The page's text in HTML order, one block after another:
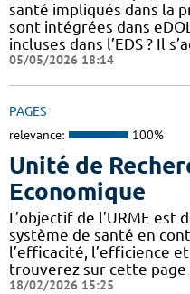
santé impliqués dans la
sont intégrées dans
incluses dans l’EDS ? Il
05/05/2026 18:14
PAGES
relevance: 100%
Unité de
Economique
L’objectif de l’URME
système de santé en
l’efficacité, l’efficience
trouverez sur cette page
18/02/2026 15:25